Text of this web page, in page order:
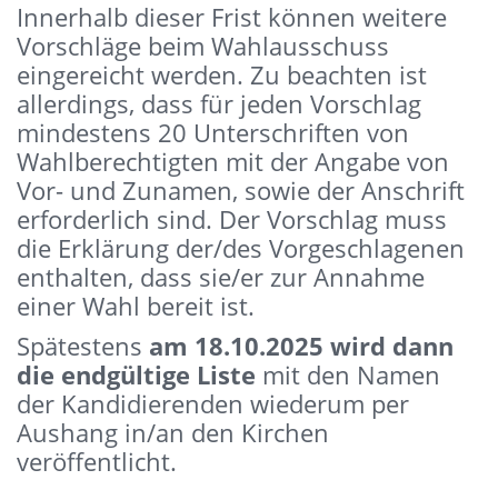
Innerhalb dieser Frist können weitere
Vorschläge beim Wahlausschuss
eingereicht werden. Zu beachten ist
allerdings, dass für jeden Vorschlag
mindestens 20 Unterschriften von
Wahlberechtigten mit der Angabe von
Vor- und Zunamen, sowie der Anschrift
erforderlich sind. Der Vorschlag muss
die Erklärung der/des Vorgeschlagenen
enthalten, dass sie/er zur Annahme
einer Wahl bereit ist.
Spätestens am 18.10.2025 wird dann
die endgültige Liste mit den Namen
der Kandidierenden wiederum per
Aushang in/an den Kirchen
veröffentlicht.